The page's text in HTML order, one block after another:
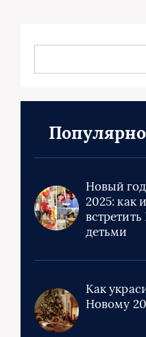
Новый
2025: как
детьми
Как
Новому